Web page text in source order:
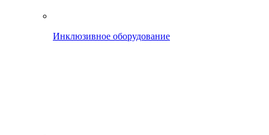
Инклюзивное оборудование